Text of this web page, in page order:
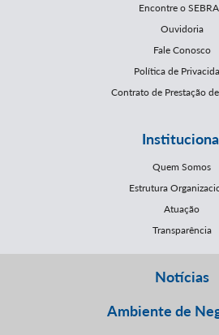
Encontre o
Ouvidoria
Fale Conosco
Política de
Contrato de Prestação
Quem Somos
Estrutura
Atuação
Transparência
Notícias
Ambiente de